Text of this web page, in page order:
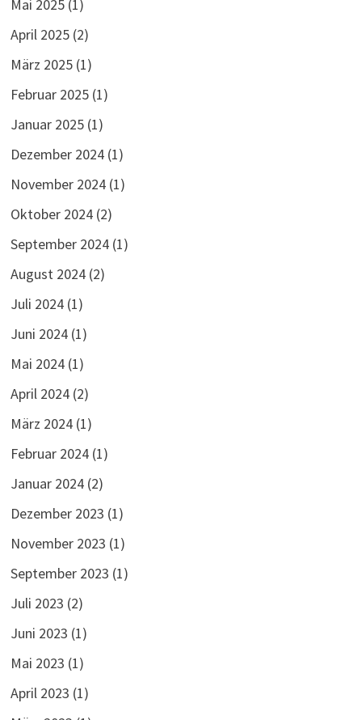
Mai 2025(1)
April 2025(2)
März 2025(1)
Februar 2025(1)
Januar 2025(1)
Dezember 2024(1)
November 2024(1)
Oktober 2024(2)
September 2024(1)
August 2024(2)
Juli 2024(1)
Juni 2024(1)
Mai 2024(1)
April 2024(2)
März 2024(1)
Februar 2024(1)
Januar 2024(2)
Dezember 2023 (1)
November 2023 (1)
September 2023 (1)
Juli 2023 (2)
Juni 2023 (1)
Mai 2023 (1)
April 2023 (1)